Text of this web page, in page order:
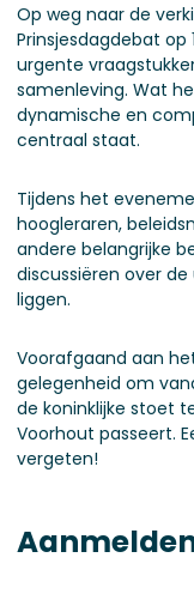
Op weg naar de
Prinsjesdagdebat
urgente
samenleving. Wat
dynamische en
centraal staat.
Tijdens het
hoogleraren,
andere belangrijke
discussiëren over
liggen.
Voorafgaand aan
gelegenheid om
de koninklijke stoet
Voorhout passeert.
vergeten!